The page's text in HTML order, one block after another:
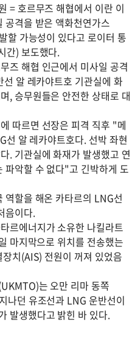
= 호르무즈 해협에서 이란 이
공격을 받은 액화천연가스
할 가능성이 있다고 로이터 통
간) 보도했다.
즈 해협 인근에서 미사일 공격
알 레카야트호 기관실에 화
, 승무원들은 안전한 상태로 대
따르면 선장은 피격 직후 "메
선 알 레카야트호다. 선박 좌현
. 기관실에 화재가 발생했고 연
파악할 수 없다"고 긴박하게 도
역할을 해온 카타르의 LNG선
음이다.
르에너지가 소유한 나킬라트
마지막으로 위치를 전송했는
치(AIS) 전원이 꺼져 있었음
는 오만 리마 동쪽
나던 유조선과 LNG 운반선이
발생했다고 밝힌 바 있다.